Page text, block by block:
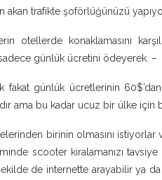
trafikte şoförlüğünüzü
otellerde konaklamasını
günlük ücretini ödeyerek. –
fakat günlük ücretlerinin
ama bu kadar ucuz bir ülke için
birinin olmasını istiyorlar
scooter kiralamanızı
de internette arayabilir ya